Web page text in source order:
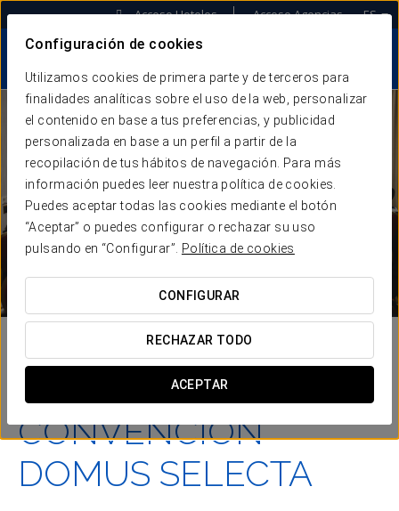
Configuración de cookies
Utilizamos cookies de primera parte y de terceros para
finalidades analíticas sobre el uso de la web, personalizar
el contenido en base a tus preferencias, y publicidad
personalizada en base a un perfil a partir de la
recopilación de tus hábitos de navegación. Para más
información puedes leer nuestra política de cookies.
Puedes aceptar todas las cookies mediante el botón
“Aceptar” o puedes configurar o rechazar su uso
pulsando en “Configurar”.
Política de cookies
CONFIGURAR
RECHAZAR TODO
ACEPTAR
Acceso Hoteles Acceso Agencias ES
CONVENCIÓN
DOMUS SELECTA